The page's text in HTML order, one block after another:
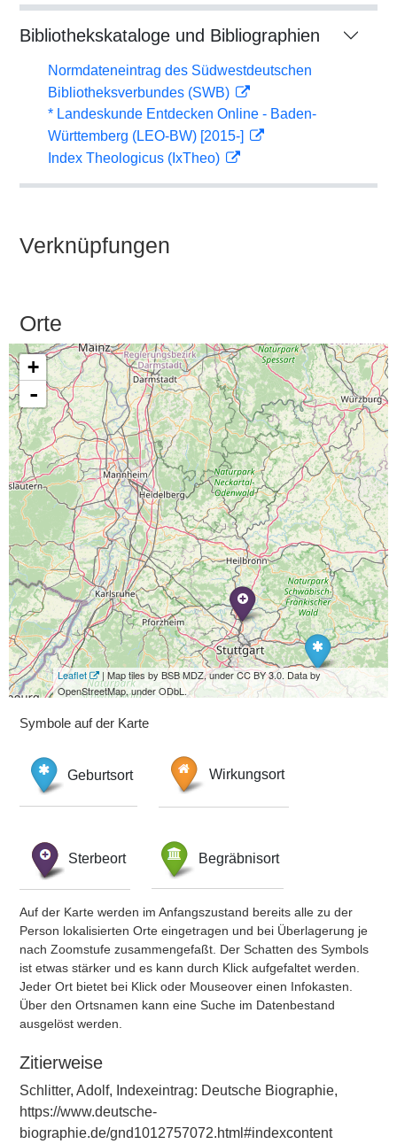
Bibliothekskataloge und Bibliographien
Normdateneintrag des Südwestdeutschen
Bibliotheksverbundes (SWB)
* Landeskunde Entdecken Online - Baden-
Württemberg (LEO-BW) [2015-]
Index Theologicus (IxTheo)
Verknüpfungen
Orte
+
-
Leaflet
| Map tiles by BSB MDZ, under CC BY 3.0. Data by
OpenStreetMap, under ODbL.
Symbole auf der Karte
Geburtsort Wirkungsort
Sterbeort Begräbnisort
Auf der Karte werden im Anfangszustand bereits alle zu der
Person lokalisierten Orte eingetragen und bei Überlagerung je
nach Zoomstufe zusammengefaßt. Der Schatten des Symbols
ist etwas stärker und es kann durch Klick aufgefaltet werden.
Jeder Ort bietet bei Klick oder Mouseover einen Infokasten.
Über den Ortsnamen kann eine Suche im Datenbestand
ausgelöst werden.
Zitierweise
Schlitter, Adolf, Indexeintrag: Deutsche Biographie,
https://www.deutsche-
biographie.de/gnd1012757072.html#indexcontent